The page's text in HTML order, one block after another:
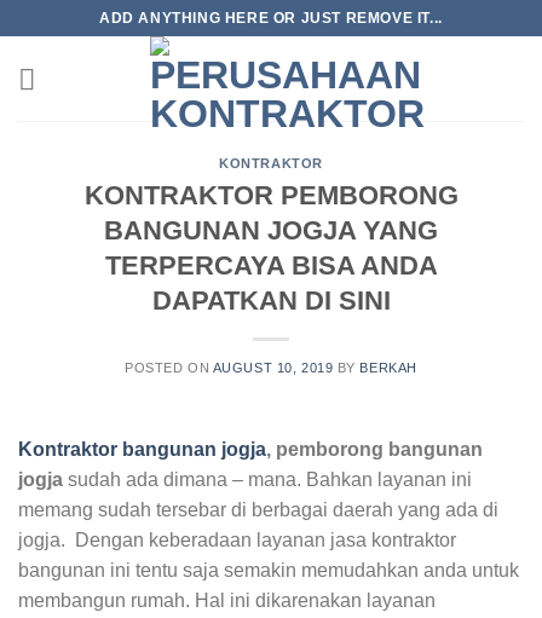
content
ADD ANYTHING HERE OR JUST REMOVE IT...
KONTRAKTOR
KONTRAKTOR PEMBORONG
BANGUNAN JOGJA YANG
TERPERCAYA BISA ANDA
DAPATKAN DI SINI
POSTED ON AUGUST 10, 2019 BY BERKAH
Kontraktor bangunan jogja, pemborong bangunan
jogja sudah ada dimana – mana. Bahkan layanan ini
memang sudah tersebar di berbagai daerah yang ada di
jogja. Dengan keberadaan layanan jasa kontraktor
bangunan ini tentu saja semakin memudahkan anda untuk
membangun rumah. Hal ini dikarenakan layanan